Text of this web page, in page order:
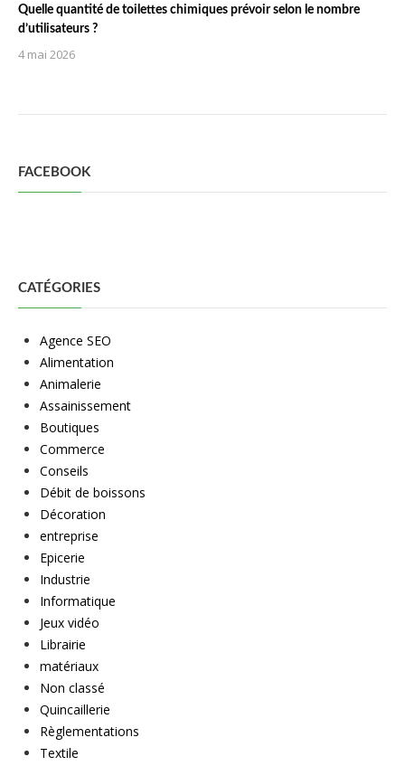
Quelle quantité de toilettes chimiques prévoir selon le nombre
d’utilisateurs ?
4 mai 2026
FACEBOOK
CATÉGORIES
Agence SEO
Alimentation
Animalerie
Assainissement
Boutiques
Commerce
Conseils
Débit de boissons
Décoration
entreprise
Epicerie
Industrie
Informatique
Jeux vidéo
Librairie
matériaux
Non classé
Quincaillerie
Règlementations
Textile